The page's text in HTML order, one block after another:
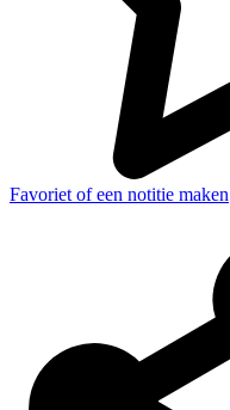
Favoriet of een notitie maken